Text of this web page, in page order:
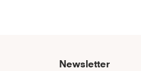
Newsletter